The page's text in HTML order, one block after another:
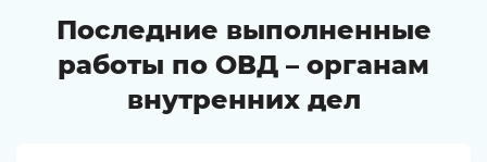
Последние выполненные
работы по ОВД – органам
внутренних дел